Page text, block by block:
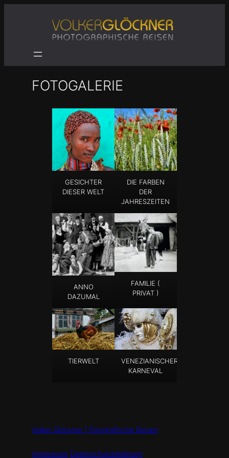
FOTOGALERIE
GESICHTER
DIESER WELT
DIE FARBEN
DER
JAHRESZEITEN
ANNO
DAZUMAL
FAMILIE (
PRIVAT )
TIERWELT
VENEZIANISCHER
KARNEVAL
Volker Glöckner | Fotografische Reisen
Impressum Datenschutzerklärung